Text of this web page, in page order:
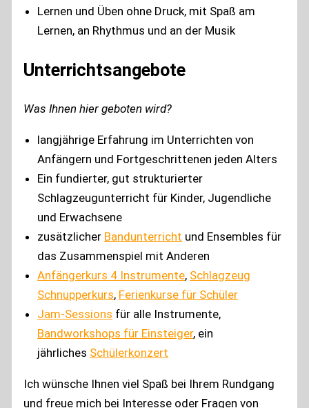
Lernen und Üben ohne Druck, mit Spaß am
Lernen, an Rhythmus und an der Musik
Unterrichtsangebote
Was Ihnen hier geboten wird?
langjährige Erfahrung im Unterrichten von
Anfängern und Fortgeschrittenen jeden Alters
Ein fundierter, gut strukturierter
Schlagzeugunterricht für Kinder, Jugendliche
und Erwachsene
zusätzlicher Bandunterricht und Ensembles für
das Zusammenspiel mit Anderen
Anfängerkurs 4 Instrumente, Schlagzeug
Schnupperkurs, Ferienkurse für Schüler
Jam-Sessions für alle Instrumente,
Bandworkshops für Einsteiger, ein
jährliches Schülerkonzert
Ich wünsche Ihnen viel Spaß bei Ihrem Rundgang
und freue mich bei Interesse oder Fragen von